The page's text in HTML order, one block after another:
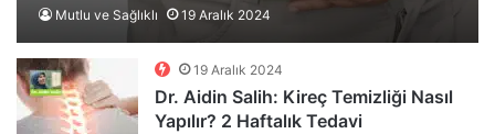
Mutlu ve Sağlıklı 19 Aralık 2024
19 Aralık 2024
Dr. Aidin Salih: Kireç Temizliği Nasıl
Yapılır? 2 Haftalık Tedavi